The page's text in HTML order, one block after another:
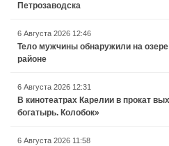
Петрозаводска
6 Августа 2026 12:46
Тело мужчины обнаружили на
районе
6 Августа 2026 12:31
В кинотеатрах Карелии в прокат
богатырь. Колобок»
6 Августа 2026 11:58